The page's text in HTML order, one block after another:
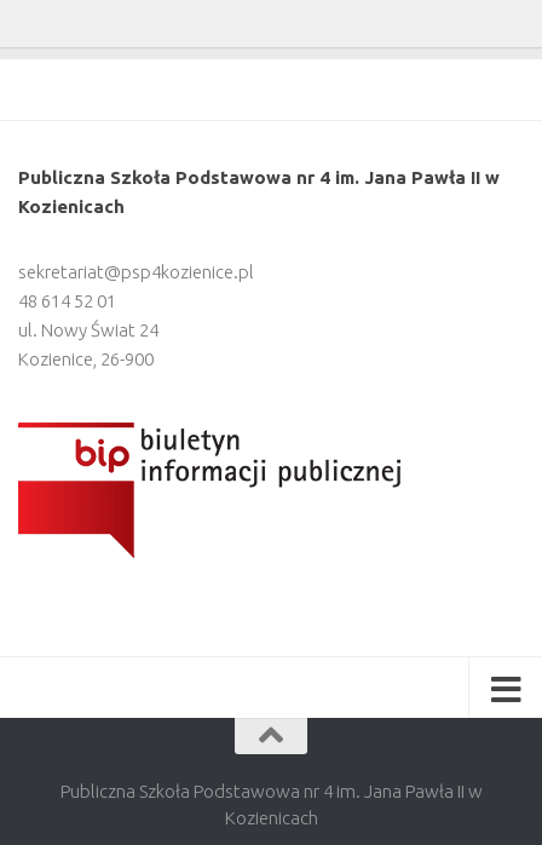
Publiczna Szkoła Podstawowa nr 4 im. Jana Pawła II w
Kozienicach
sekretariat@psp4kozienice.pl
48 614 52 01
ul. Nowy Świat 24
Kozienice 26-900
Publiczna Szkoła Podstawowa nr 4 im. Jana Pawła II w
Kozienicach